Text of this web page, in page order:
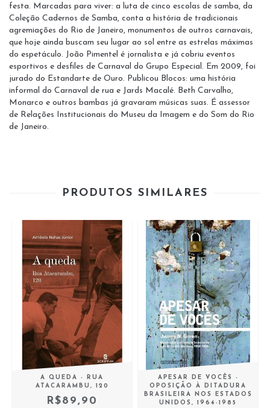
festa. Marcadas para viver: a luta de cinco escolas de samba, da
Coleção Cadernos de Samba, conta a história de tradicionais
agremiações do Rio de Janeiro, monumentos de outros carnavais,
que hoje ainda buscam seu lugar ao sol entre as estrelas máximas
do espetáculo. João Pimentel é jornalista e já cobriu eventos
esportivos e desfiles de Carnaval do Grupo Especial. Em 2009, foi
jurado do Estandarte de Ouro. Publicou Blocos: uma história
informal do Carnaval de rua e Jards Macalé. Beth Carvalho,
Monarco e outros bambas já gravaram músicas suas. É assessor
de Relações Institucionais do Museu da Imagem e do Som do Rio
de Janeiro.
PRODUTOS SIMILARES
A QUEDA - RUA
ATACARAMBU, 120
R$89,90
APESAR DE VOCÊS -
OPOSIÇÃO À DITADURA
BRASILEIRA NOS ESTADOS
UNIDOS, 1964-1985